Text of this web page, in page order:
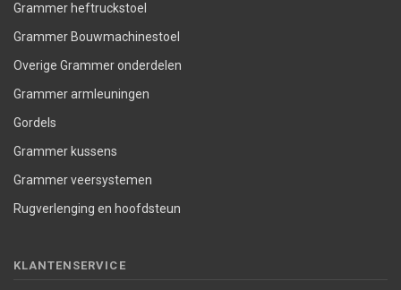
Grammer heftruckstoel
Grammer Bouwmachinestoel
Overige Grammer onderdelen
Grammer armleuningen
Gordels
Grammer kussens
Grammer veersystemen
Rugverlenging en hoofdsteun
KLANTENSERVICE